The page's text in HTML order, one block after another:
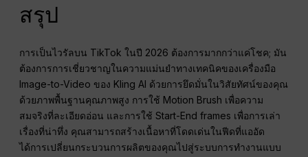
สรุป
การเป็นไวรัลบน TikTok ในปี 2026 ต้องการมากกว่าแค่โชค; มัน
ต้องการการเชี่ยวชาญในความแม่นยำทางเทคนิคของเครื่องมือ
Image-to-Video ของ Kling AI ด้วยการยึดมั่นในวิสัยทัศน์ของคุณ
ด้วยภาพพื้นฐานคุณภาพสูง การใช้ Motion Brush เพื่อความ
สมจริงที่ละเอียดอ่อน และการใช้ Start-End frames เพื่อการเล่า
เรื่องที่น่าทึ่ง คุณสามารถสร้างเนื้อหาที่โดดเด่นในฟีดที่แออัด
ได้การเปลี่ยนกระบวนการผลิตของคุณไปสู่ระบบการทำงานแบบ